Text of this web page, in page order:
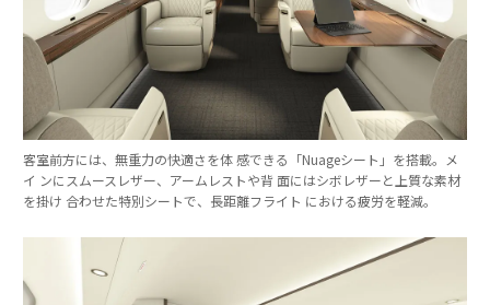
客室前方には、無重力の快適さを体 感できる「Nuageシート」を搭載。メ
イ ンにスムースレザー、アームレストや背 面にはシボレザーと上質な素材
を掛け 合わせた特別シートで、長距離フライト における疲労を軽減。